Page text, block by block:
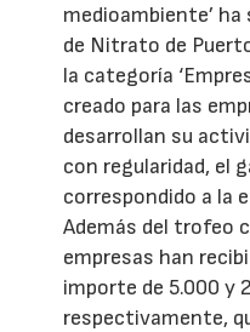
medioambiente’
de Nitrato de
la categoría
creado para las
desarrollan su
con regularidad, el
correspondido a la
Además del trofeo
empresas han
importe de 5.000 y
respectivamente,